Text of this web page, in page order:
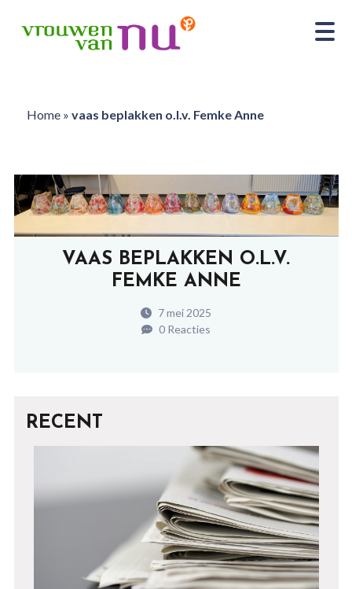
Home» vaas beplakken o.l.v. Femke Anne
VAAS BEPLAKKEN O.L.V.
FEMKE ANNE
7 mei 2025
0 Reacties
RECENT